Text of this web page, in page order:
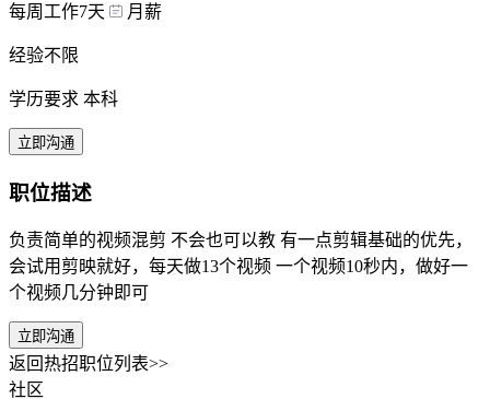
每周工作7天 月薪
经验不限
学历要求 本科
立即沟通
职位描述
负责简单的视频混剪 不会也可以教 有一点剪辑基础的优先，
会试用剪映就好，每天做13个视频 一个视频10秒内，做好一
个视频几分钟即可
立即沟通
返回热招职位列表>>
社区